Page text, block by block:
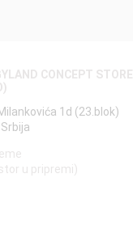
CONCEPT STORE
1d (23.blok)
u pripremi)